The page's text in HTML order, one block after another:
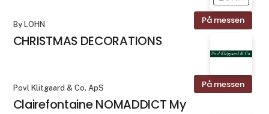
På messen
By LOHN
CHRISTMAS DECORATIONS
På messen
Povl Klitgaard & Co. ApS
Clairefontaine NOMADDICT My